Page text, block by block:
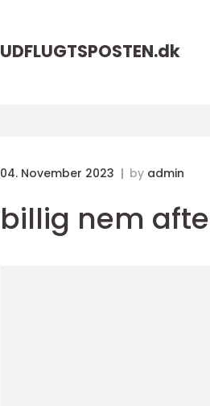
UDFLUGTSPOSTEN.dk
04. November 2023 by admin
billig nem